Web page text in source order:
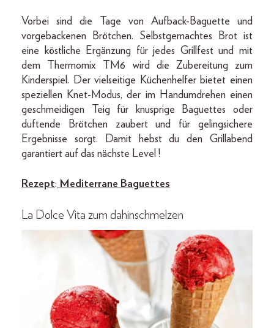
Vorbei sind die Tage von Aufback-Baguette und
vorgebackenen Brötchen. Selbstgemachtes Brot ist
eine köstliche Ergänzung für jedes Grillfest und mit
dem Thermomix TM6 wird die Zubereitung zum
Kinderspiel. Der vielseitige Küchenhelfer bietet einen
speziellen Knet-Modus, der im Handumdrehen einen
geschmeidigen Teig für knusprige Baguettes oder
duftende Brötchen zaubert und für gelingsichere
Ergebnisse sorgt. Damit hebst du den Grillabend
garantiert auf das nächste Level !
Rezept: Mediterrane Baguettes
La Dolce Vita zum dahinschmelzen